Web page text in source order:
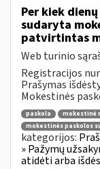
Per kiek dienų
sudaryta
patvirtintas
Web turinio
Registracijos
Prašymas
Mokestinės
paskola mokestinė
mokestinės paskolos
kategorijos:
» Pažymų
atidėti arba